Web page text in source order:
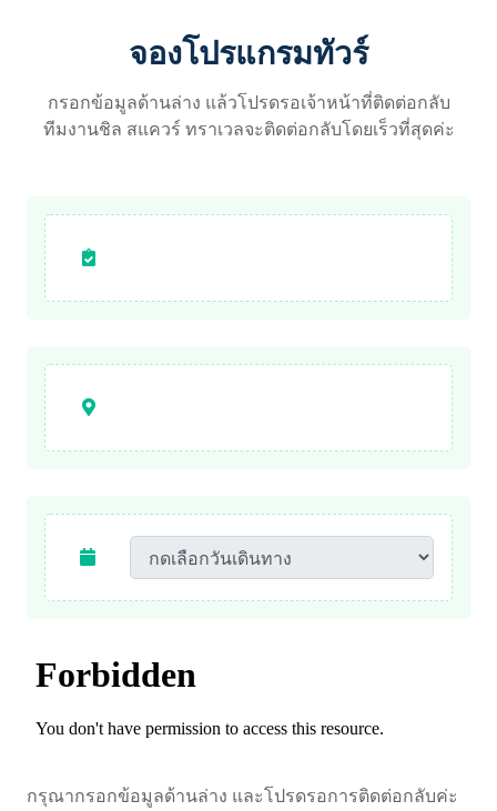
จองโปรแกรมทัวร์
กรอกข้อมูลด้านล่าง แล้วโปรดรอเจ้าหน้าที่ติดต่อกลับ
ทีมงานชิล สแควร์ ทราเวลจะติดต่อกลับโดยเร็วที่สุดค่ะ
กรุณากรอกข้อมูลด้านล่าง และโปรดรอการติดต่อกลับค่ะ